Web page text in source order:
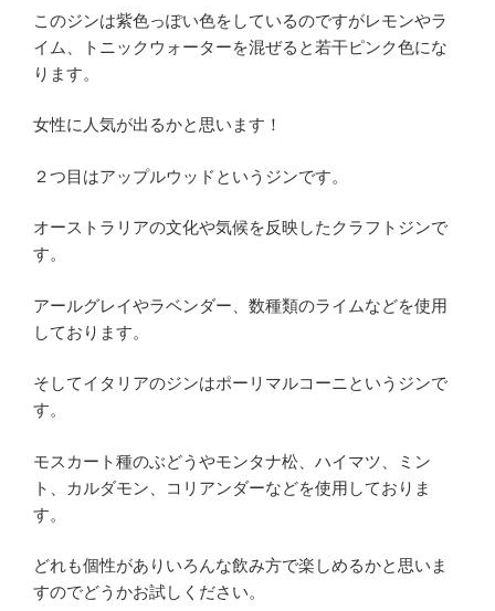
このジンは紫色っぽい色をしているのですがレモンやラ
イム、トニックウォーターを混ぜると若干ピンク色にな
ります。
女性に人気が出るかと思います！
２つ目はアップルウッドというジンです。
オーストラリアの文化や気候を反映したクラフトジンで
す。
アールグレイやラベンダー、数種類のライムなどを使用
しております。
そしてイタリアのジンはポーリマルコーニというジンで
す。
モスカート種のぶどうやモンタナ松、ハイマツ、ミン
ト、カルダモン、コリアンダーなどを使用しておりま
す。
どれも個性がありいろんな飲み方で楽しめるかと思いま
すのでどうかお試しください。